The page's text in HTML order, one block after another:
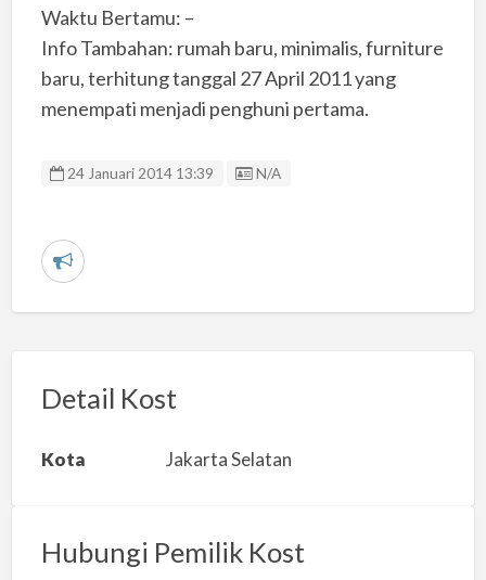
Waktu Bertamu: –
Info Tambahan: rumah baru, minimalis, furniture
baru, terhitung tanggal 27 April 2011 yang
menempati menjadi penghuni pertama.
24 Januari 2014 13:39 Listing ID
N/A
L
r
a
s
Detail Kost
Kota Jakarta Selatan
Hubungi Pemilik Kost